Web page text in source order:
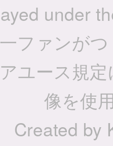
under
ファンが
ユース規
像を使
Created by